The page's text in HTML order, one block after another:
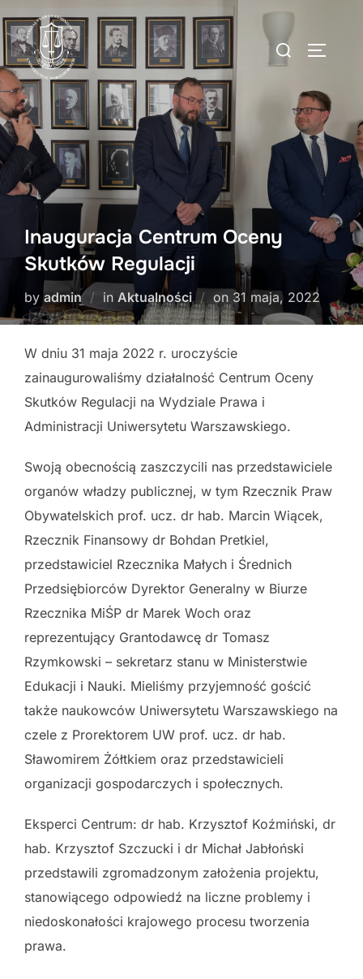
to
content
Search
for:
Inauguracja Centrum Oceny
Skutków Regulacji
by admin in Aktualności on Posted
on
31 maja, 2022
W dniu 31 maja 2022 r. uroczyście
zainaugurowaliśmy działalność Centrum Oceny
Skutków Regulacji na Wydziale Prawa i
Administracji Uniwersytetu Warszawskiego.
Swoją obecnością zaszczycili nas przedstawiciele
organów władzy publicznej, w tym Rzecznik Praw
Obywatelskich prof. ucz. dr hab. Marcin Wiącek,
Rzecznik Finansowy dr Bohdan Pretkiel,
przedstawiciel Rzecznika Małych i Średnich
Przedsiębiorców Dyrektor Generalny w Biurze
Rzecznika MiŚP dr Marek Woch oraz
reprezentujący Grantodawcę dr Tomasz
Rzymkowski – sekretarz stanu w Ministerstwie
Edukacji i Nauki. Mieliśmy przyjemność gościć
także naukowców Uniwersytetu Warszawskiego na
czele z Prorektorem UW prof. ucz. dr hab.
Sławomirem Żółtkiem oraz przedstawicieli
organizacji gospodarczych i społecznych.
Eksperci Centrum: dr hab. Krzysztof Koźmiński, dr
hab. Krzysztof Szczucki i dr Michał Jabłoński
przedstawili zgromadzonym założenia projektu,
stanowiącego odpowiedź na liczne problemy i
niedoskonałości krajowego procesu tworzenia
prawa.